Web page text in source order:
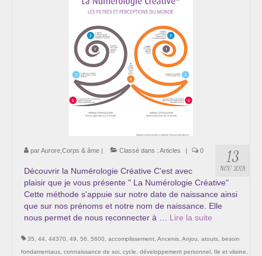
13
NOV 2018
parAurore,Corps & âme | Classé dans : Articles | 0
Découvrir la Numérologie Créative C'est avec
plaisir que je vous présente " La Numérologie Créative"
Cette méthode s'appuie sur notre date de naissance ainsi
que sur nos prénoms et notre nom de naissance. Elle
nous permet de nous reconnecter à … Lire la suite­­
35 44 44370 49 56 5600 accomplissement Ancenis Anjou atouts besoin
fondamentaux connaissance de soi cycle développement personnel Ile et vilaine